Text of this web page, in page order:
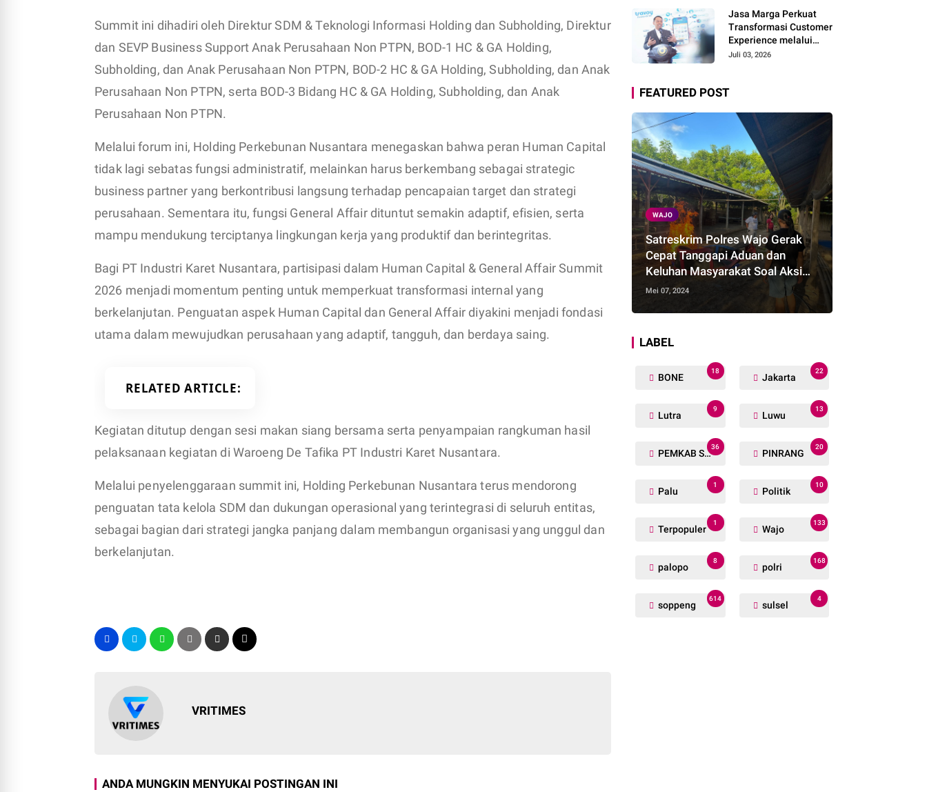
Summit ini dihadiri oleh Direktur SDM & Teknologi Informasi Holding dan Subholding, Direktur
dan SEVP Business Support Anak Perusahaan Non PTPN, BOD-1 HC & GA Holding,
Subholding, dan Anak Perusahaan Non PTPN, BOD-2 HC & GA Holding, Subholding, dan Anak
Perusahaan Non PTPN, serta BOD-3 Bidang HC & GA Holding, Subholding, dan Anak
Perusahaan Non PTPN.
Melalui forum ini, Holding Perkebunan Nusantara menegaskan bahwa peran Human Capital
tidak lagi sebatas fungsi administratif, melainkan harus berkembang sebagai strategic
business partner yang berkontribusi langsung terhadap pencapaian target dan strategi
perusahaan. Sementara itu, fungsi General Affair dituntut semakin adaptif, efisien, serta
mampu mendukung terciptanya lingkungan kerja yang produktif dan berintegritas.
Bagi PT Industri Karet Nusantara, partisipasi dalam Human Capital & General Affair Summit
2026 menjadi momentum penting untuk memperkuat transformasi internal yang
berkelanjutan. Penguatan aspek Human Capital dan General Affair diyakini menjadi fondasi
utama dalam mewujudkan perusahaan yang adaptif, tangguh, dan berdaya saing.
RELATED ARTICLE
Kegiatan ditutup dengan sesi makan siang bersama serta penyampaian rangkuman hasil
pelaksanaan kegiatan di Waroeng De Tafika PT Industri Karet Nusantara.
Melalui penyelenggaraan summit ini, Holding Perkebunan Nusantara terus mendorong
penguatan tata kelola SDM dan dukungan operasional yang terintegrasi di seluruh entitas,
sebagai bagian dari strategi jangka panjang dalam membangun organisasi yang unggul dan
berkelanjutan.
VRITIMES
ANDA MUNGKIN MENYUKAI POSTINGAN INI
Jasa Marga Perkuat
Transformasi Customer
Experience melalui
Expert Sharing Session
Juli 03, 2026
FEATURED POST
WAJO
Satreskrim Polres Wajo Gerak
Cepat Tanggapi Aduan dan
Keluhan Masyarakat Soal Aksi
Perjudian
Mei 07, 2024
LABEL
BONE
18
Jakarta
22
Lutra
9
Luwu
13
PEMKAB SOPPENG
36
PINRANG
20
Palu
1
Politik
10
Terpopuler
1
Wajo
133
palopo
8
polri
168
soppeng
614
sulsel
4